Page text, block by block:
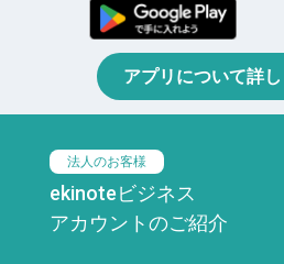
アプリについて詳
法人のお客様
ekinoteビジネス
アカウントのご紹介